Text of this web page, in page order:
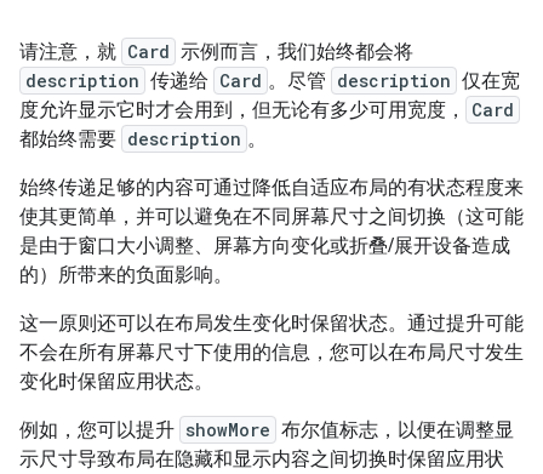
请注意，就 Card 示例而言，我们始终都会将
description 传递给 Card 。尽管 description 仅在宽
度允许显示它时才会用到，但无论有多少可用宽度，
Card
都始终需要 description 。
始终传递足够的内容可通过降低自适应布局的有状态程度来
使其更简单，并可以避免在不同屏幕尺寸之间切换（这可能
是由于窗口大小调整、屏幕方向变化或折叠/展开设备造成
的）所带来的负面影响。
这一原则还可以在布局发生变化时保留状态。通过提升可能
不会在所有屏幕尺寸下使用的信息，您可以在布局尺寸发生
变化时保留应用状态。
例如，您可以提升 showMore 布尔值标志，以便在调整显
示尺寸导致布局在隐藏和显示内容之间切换时保留应用状